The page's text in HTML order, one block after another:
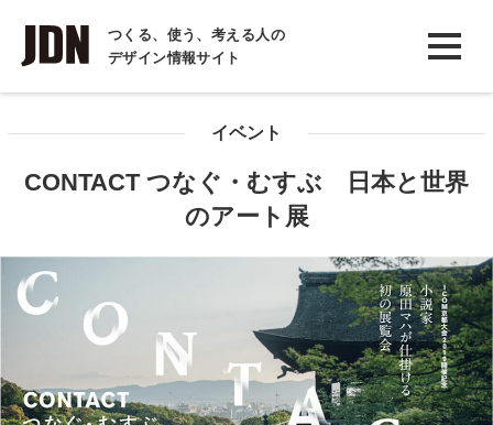
つくる、使う、考える人の
デザイン情報サイト
INTERVIEW
インタビュー
イベント
CONTACT つなぐ・むすぶ 日本と世界
のアート展